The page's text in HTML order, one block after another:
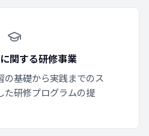
関する研修事業
の基礎から実践までのス
た研修プログラムの提